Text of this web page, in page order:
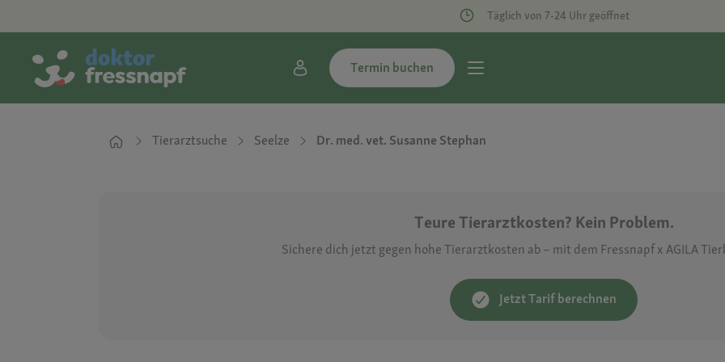
Täglich von 7-24 Uhr geöffnet
Termin buchen
Tierarztsuche Seelze Dr. med. vet. Susanne Stephan
Teure Tierarztkosten? Kein Problem.
Sichere dich jetzt gegen hohe Tierarztkosten ab – mit dem Fressnapf x AGILA
Jetzt Tarif berechnen